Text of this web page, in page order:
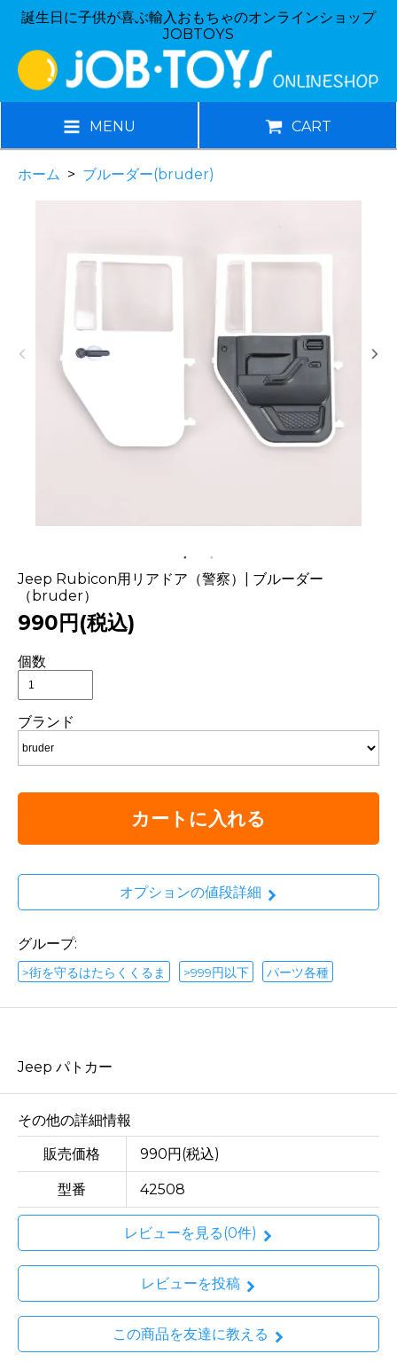
誕生日に子供が喜ぶ輸入おもちゃのオンラインショップ
JOBTOYS
MENU CART
ホーム > ブルーダー(bruder)
Jeep Rubicon用リアドア（警察）| ブルーダー
（bruder）
990円(税込)
個数
ブランド
カートに入れる
オプションの値段詳細
グループ:
>街を守るはたらくくるま >999円以下 パーツ各種
Jeep パトカー
その他の詳細情報
販売価格 990円(税込)
型番 42508
レビューを見る(0件)
レビューを投稿
この商品を友達に教える